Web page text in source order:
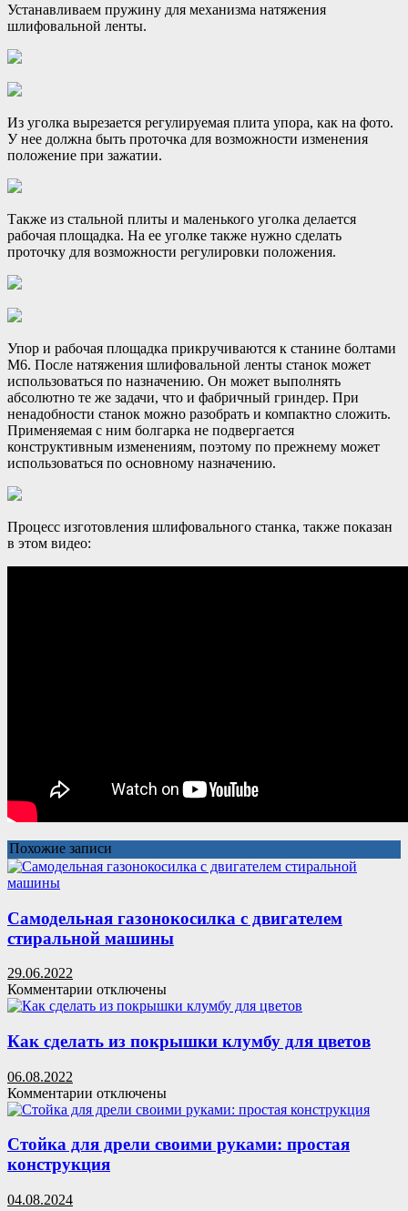
Устанавливаем пружину для механизма натяжения
шлифовальной ленты.
Из уголка вырезается регулируемая плита упора, как на фото.
У нее должна быть проточка для возможности изменения
положение при зажатии.
Также из стальной плиты и маленького уголка делается
рабочая площадка. На ее уголке также нужно сделать
проточку для возможности регулировки положения.
Упор и рабочая площадка прикручиваются к станине болтами
М6. После натяжения шлифовальной ленты станок может
использоваться по назначению. Он может выполнять
абсолютно те же задачи, что и фабричный гриндер. При
ненадобности станок можно разобрать и компактно сложить.
Применяемая с ним болгарка не подвергается
конструктивным изменениям, поэтому по прежнему может
использоваться по основному назначению.
Процесс изготовления шлифовального станка, также показан
в этом видео:
Похожие записи
Самодельная газонокосилка с двигателем
стиральной машины
29.06.2022
Комментарии к
записи
газонокосилка
с
машины
отключены
Как сделать из покрышки клумбу для цветов
06.08.2022
Комментарии к
записи
сделать
из
покрышки
отключены
Стойка для дрели своими руками: простая
конструкция
04.08.2024